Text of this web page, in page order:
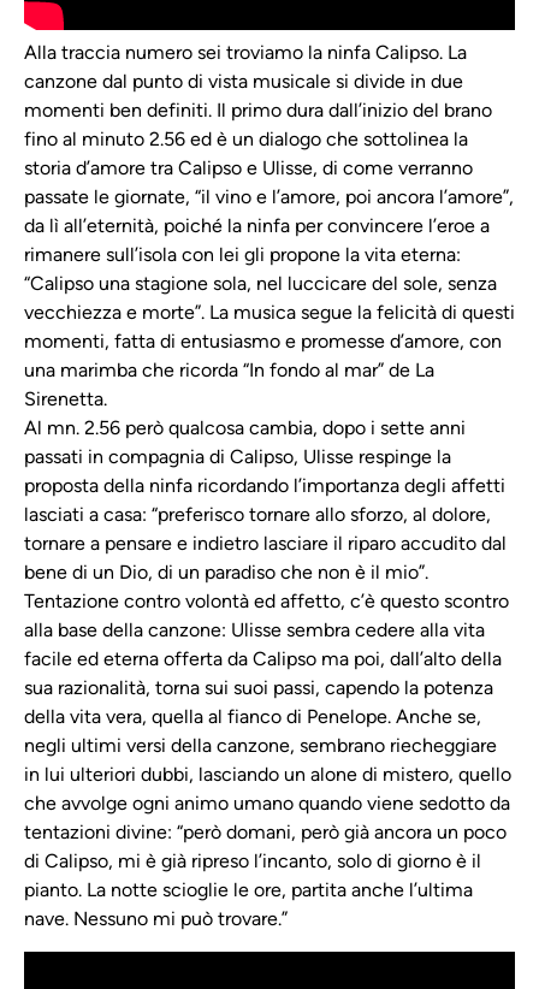
Alla traccia numero sei troviamo la ninfa Calipso. La
canzone dal punto di vista musicale si divide in due
momenti ben definiti. Il primo dura dall’inizio del brano
fino al minuto 2.56 ed è un dialogo che sottolinea la
storia d’amore tra Calipso e Ulisse, di come verranno
passate le giornate, “il vino e l’amore, poi ancora l’amore”,
da lì all’eternità, poiché la ninfa per convincere l’eroe a
rimanere sull’isola con lei gli propone la vita eterna:
“Calipso una stagione sola, nel luccicare del sole, senza
vecchiezza e morte”. La musica segue la felicità di questi
momenti, fatta di entusiasmo e promesse d’amore, con
una marimba che ricorda “In fondo al mar” de La
Sirenetta.
Al mn. 2.56 però qualcosa cambia, dopo i sette anni
passati in compagnia di Calipso, Ulisse respinge la
proposta della ninfa ricordando l’importanza degli affetti
lasciati a casa: “preferisco tornare allo sforzo, al dolore,
tornare a pensare e indietro lasciare il riparo accudito dal
bene di un Dio, di un paradiso che non è il mio”.
Tentazione contro volontà ed affetto, c’è questo scontro
alla base della canzone: Ulisse sembra cedere alla vita
facile ed eterna offerta da Calipso ma poi, dall’alto della
sua razionalità, torna sui suoi passi, capendo la potenza
della vita vera, quella al fianco di Penelope. Anche se,
negli ultimi versi della canzone, sembrano riecheggiare
in lui ulteriori dubbi, lasciando un alone di mistero, quello
che avvolge ogni animo umano quando viene sedotto da
tentazioni divine: “però domani, però già ancora un poco
di Calipso, mi è già ripreso l’incanto, solo di giorno è il
pianto. La notte scioglie le ore, partita anche l’ultima
nave. Nessuno mi può trovare.”